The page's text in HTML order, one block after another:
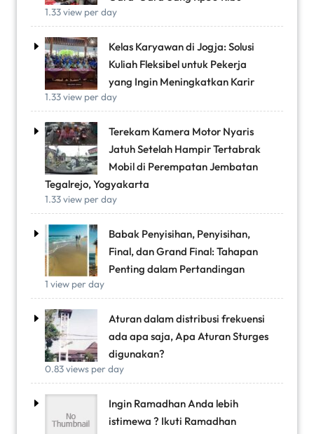
1.33 view per day
Kelas Karyawan di Jogja: Solusi
Kuliah Fleksibel untuk Pekerja
yang Ingin Meningkatkan Karir
1.33 view per day
Terekam Kamera Motor Nyaris
Jatuh Setelah Hampir Tertabrak
Mobil di Perempatan Jembatan
Tegalrejo, Yogyakarta
1.33 view per day
Babak Penyisihan, Penyisihan,
Final, dan Grand Final: Tahapan
Penting dalam Pertandingan
1 view per day
Aturan dalam distribusi frekuensi
ada apa saja, Apa Aturan Sturges
digunakan?
0.83 views per day
Ingin Ramadhan Anda lebih
istimewa ? Ikuti Ramadhan